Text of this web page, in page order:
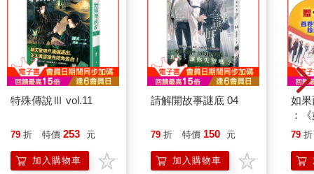
特殊傳說Ⅲ vol.11
79 折 特價 253 元
加入購物車
請解開故事謎底 04
79 折 特價 150 元
加入購物車
如
：
喵
79 折